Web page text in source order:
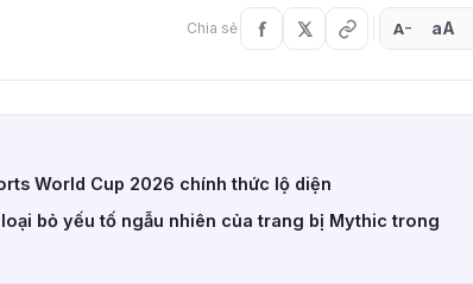
Chia sẻ A− aA
World Cup 2026 chính thức lộ diện
bỏ yếu tố ngẫu nhiên của trang bị Mythic trong